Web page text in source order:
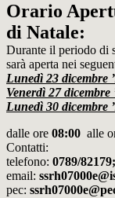
Orario
di Natale:
Durante il periodo di
sarà aperta nei
Lunedì 23 dicembre
Venerdì 27 dicembre
Lunedì 30 dicembre
dalle ore 08:00 alle
Contatti:
telefono: 0789/82179;
email:
pec: